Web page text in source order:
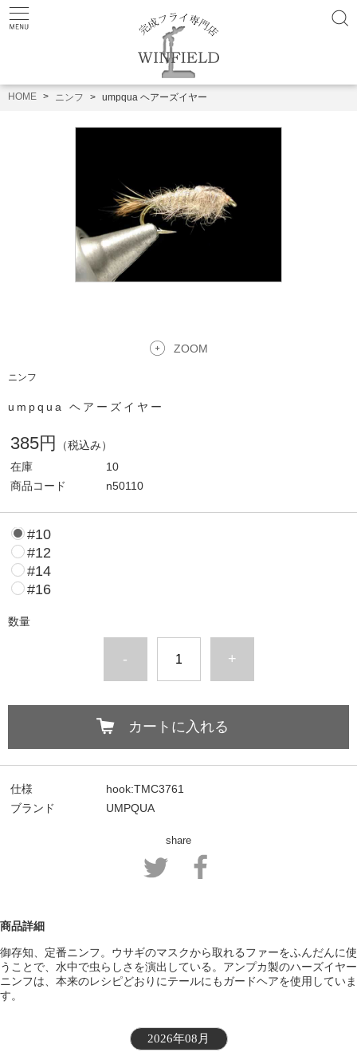
HOME ニンフ umpqua ヘアーズイヤー
ZOOM
ニンフ
umpqua ヘアーズイヤー
385円
（税込み）
在庫
10
商品コード
n50110
#10
#12
#14
#16
数量
- +
カートに入れる
仕様
hook:TMC3761
ブランド
UMPQUA
share
商品詳細
御存知、定番ニンフ。ウサギのマスクから取れるファーをふんだんに使
うことで、水中で虫らしさを演出している。アンプカ製のハーズイヤー
ニンフは、本来のレシピどおりにテールにもガードヘアを使用していま
す。
2026年08月